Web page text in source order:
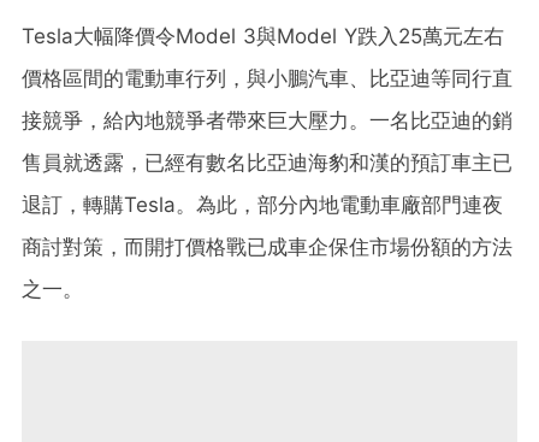
Tesla大幅降價令Model 3與Model Y跌入25萬元左右
價格區間的電動車行列， 與小鵬汽車、比亞迪等同行直
接競爭，給內地競爭者帶來巨大壓力。一名比亞迪的銷
售員就透露，已經有數名比亞迪海豹和漢的預訂車主已
退訂，轉購Tesla。為此，部分內地電動車廠部門連夜
商討對策，而開打價格戰已成車企保住市場份額的方法
之一。